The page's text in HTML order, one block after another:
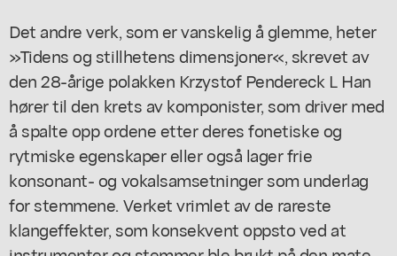
Det andre verk, som er vanskelig å glemme, heter
»Tidens og stillhetens dimensjoner«, skrevet av
den 28-årige polakken Krzystof Pendereck L Han
hører til den krets av komponister, som driver med
å spalte opp ordene etter deres fonetiske og
rytmiske egenskaper eller også lager frie
konsonant- og vokalsamsetninger som underlag
for stemmene. Verket vrimlet av de rareste
klangeffekter, som konsekvent oppsto ved at